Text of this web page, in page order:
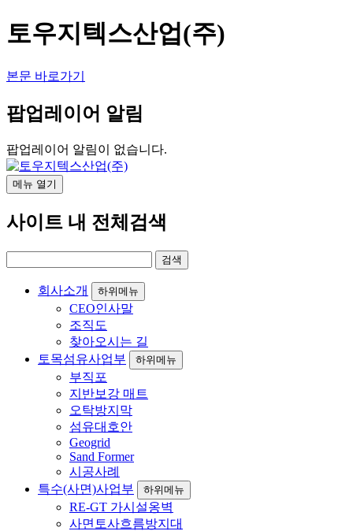
토우지텍스산업(주)
본문 바로가기
팝업레이어 알림
팝업레이어 알림이 없습니다.
메뉴 열기
사이트 내 전체검색
회사소개 하위메뉴
CEO인사말
조직도
찾아오시는 길
토목섬유사업부
하위메뉴
부직포
지반보강 매트
오탁방지막
섬유대호안
Geogrid
Sand Former
시공사례
특수(사면)사업부
하위메뉴
RE-GT 가시설옹벽
사면토사흐름방지대